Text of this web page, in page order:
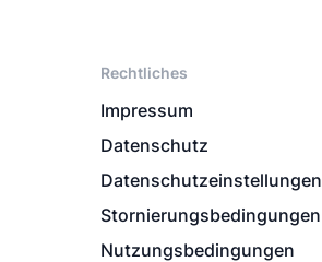
Rechtliches
Impressum
Datenschutz
Datenschutzeinstellungen
Stornierungsbedingungen
Nutzungsbedingungen